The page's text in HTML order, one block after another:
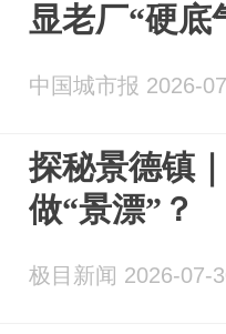
显老厂“硬底
中国城市报 2026-
探秘景德镇
做“景漂”？
极目新闻 2026-07-